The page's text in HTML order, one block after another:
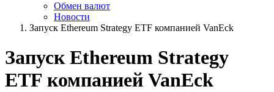
Обмен валют
Новости
Запуск Ethereum Strategy ETF компанией VanEck
Запуск Ethereum Strategy
ETF компанией VanEck